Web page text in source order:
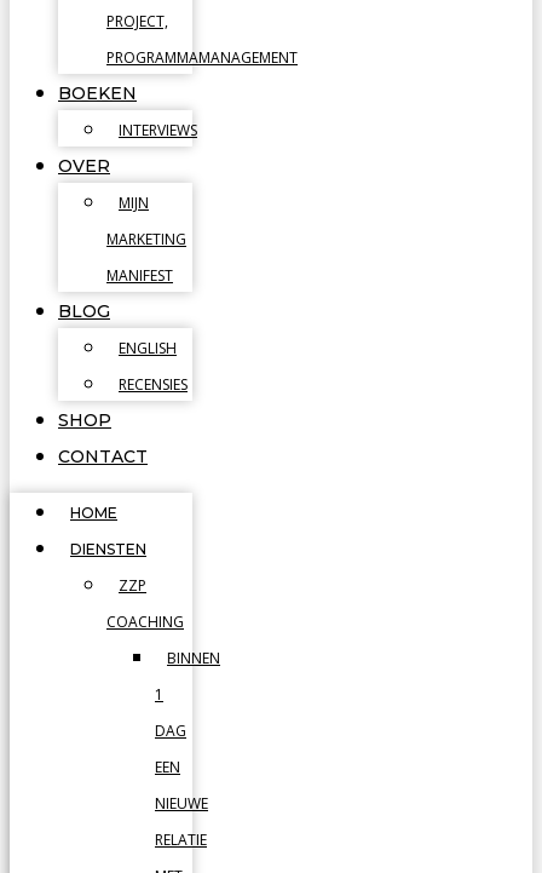
PROJECT,
PROGRAMMAMANAGEMENT
BOEKEN
INTERVIEWS
OVER
MIJN
MARKETING
MANIFEST
BLOG
ENGLISH
RECENSIES
SHOP
CONTACT
HOME
DIENSTEN
ZZP
COACHING
BINNEN
1
DAG
EEN
NIEUWE
RELATIE